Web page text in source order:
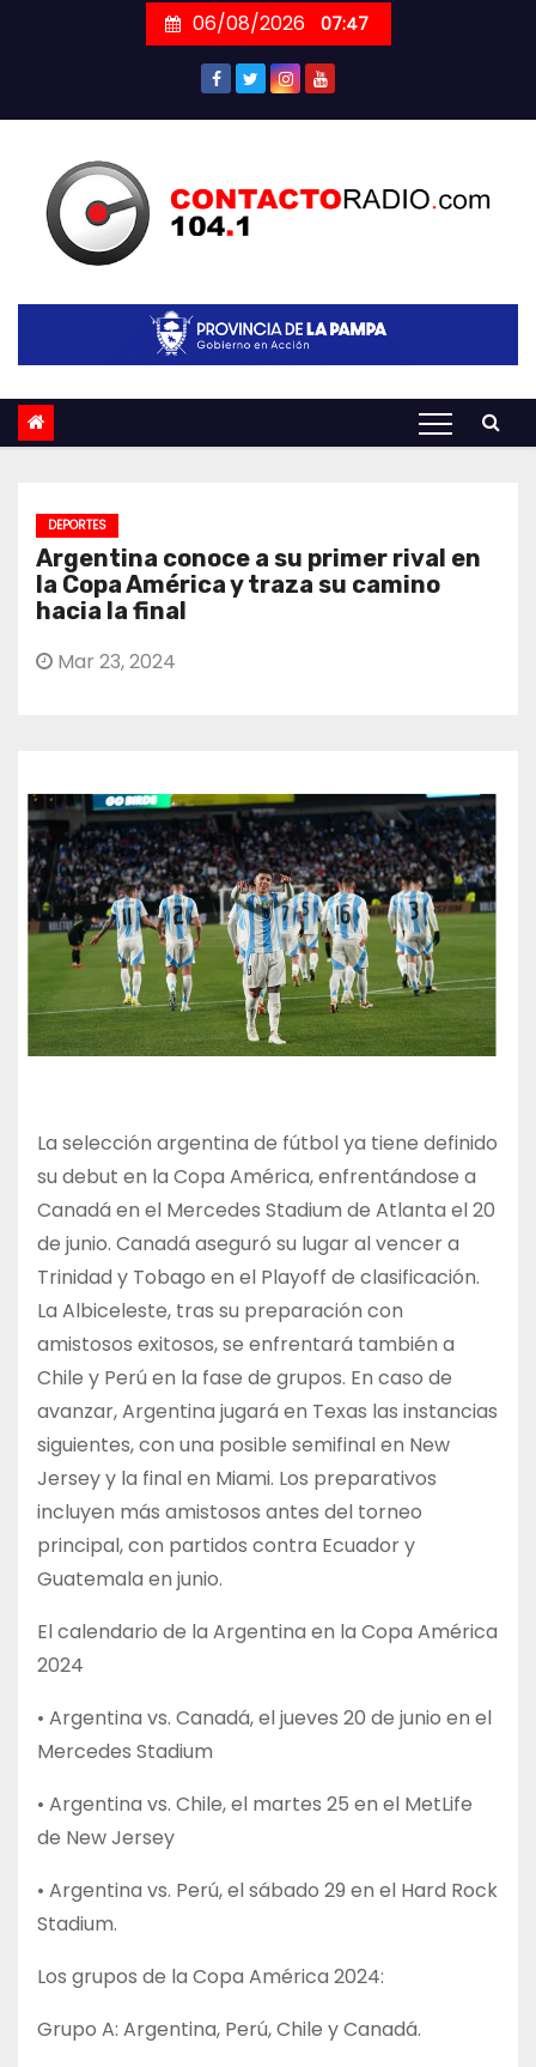
06/08/2026 07:47
DEPORTES
Argentina conoce a su primer rival en
la Copa América y traza su camino
hacia la final
Mar 23, 2024
La selección argentina de fútbol ya tiene definido
su debut en la Copa América, enfrentándose a
Canadá en el Mercedes Stadium de Atlanta el 20
de junio. Canadá aseguró su lugar al vencer a
Trinidad y Tobago en el Playoff de clasificación.
La Albiceleste, tras su preparación con
amistosos exitosos, se enfrentará también a
Chile y Perú en la fase de grupos. En caso de
avanzar, Argentina jugará en Texas las instancias
siguientes, con una posible semifinal en New
Jersey y la final en Miami. Los preparativos
incluyen más amistosos antes del torneo
principal, con partidos contra Ecuador y
Guatemala en junio.
El calendario de la Argentina en la Copa América
2024
• Argentina vs. Canadá, el jueves 20 de junio en el
Mercedes Stadium
• Argentina vs. Chile, el martes 25 en el MetLife
de New Jersey
• Argentina vs. Perú, el sábado 29 en el Hard Rock
Stadium.
Los grupos de la Copa América 2024:
Grupo A: Argentina, Perú, Chile y Canadá.